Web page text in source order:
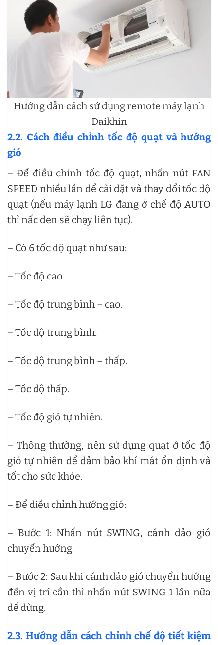
Hướng dẫn cách sử dụng remote máy lạnh
Daikhin
2.2. Cách điều chỉnh tốc độ quạt và hướng
gió
– Để điều chỉnh tốc độ quạt, nhấn nút FAN
SPEED nhiều lần để cài đặt và thay đổi tốc độ
quạt (nếu máy lạnh LG đang ở chế độ AUTO
thì nấc đen sẽ chạy liên tục).
– Có 6 tốc độ quạt như sau:
– Tốc độ cao.
– Tốc độ trung bình – cao.
– Tốc độ trung bình.
– Tốc độ trung bình – thấp.
– Tốc độ thấp.
– Tốc độ gió tự nhiên.
– Thông thường, nên sử dụng quạt ở tốc độ
gió tự nhiên để đảm bảo khí mát ổn định và
tốt cho sức khỏe.
– Để điều chỉnh hướng gió:
– Bước 1: Nhấn nút SWING, cánh đảo gió
chuyển hướng.
– Bước 2: Sau khi cánh đảo gió chuyển hướng
đến vị trí cần thì nhấn nút SWING 1 lần nữa
để dừng.
2.3. Hướng dẫn cách chỉnh chế độ tiết kiệm